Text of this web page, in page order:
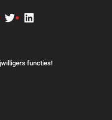
TwitterLinkedIn
functies!